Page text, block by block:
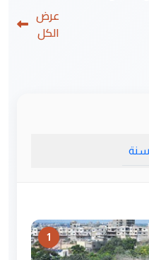
عرض
الكل
سنة
1